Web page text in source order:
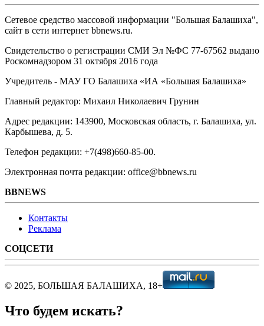
Сетевое средство массовой информации "Большая Балашиха",
сайт в сети интернет bbnews.ru.
Свидетельство о регистрации СМИ Эл №ФС ‎77-67562 выдано
Роскомнадзором 31 октября 2016 года
Учредитель - МАУ ГО Балашиха «ИА «Большая Балашиха»
Главный редактор: Михаил Николаевич Грунин
Адрес редакции: 143900, Московская область, г. Балашиха, ул.
Карбышева, д. 5.
Телефон редакции: +7(498)660-85-00.
Электронная почта редакции: office@bbnews.ru
BBNEWS
Контакты
Реклама
СОЦСЕТИ
© 2025, БОЛЬШАЯ БАЛАШИХА, 18+
Что будем искать?